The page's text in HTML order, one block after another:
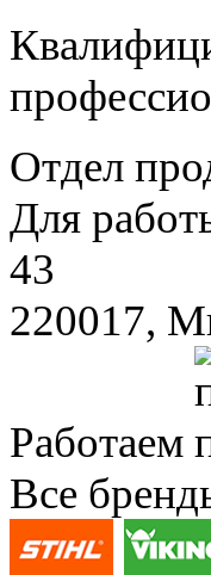
Отдел
Для
43
220017,
Работаем
Все